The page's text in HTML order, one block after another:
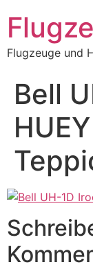
Inhalt
springen
Flugzeuge und
Bell